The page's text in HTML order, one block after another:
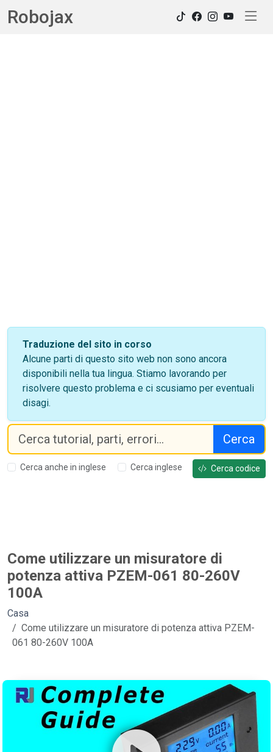
Robojax
Traduzione del sito in corso
Alcune parti di questo sito web non sono ancora
disponibili nella tua lingua. Stiamo lavorando per
risolvere questo problema e ci scusiamo per eventuali
disagi.
Cerca
Cerca anche in inglese Cerca inglese Cerca codice
Come utilizzare un misuratore di
potenza attiva PZEM-061 80-260V
100A
Casa
Come utilizzare un misuratore di potenza attiva PZEM-
061 80-260V 100A